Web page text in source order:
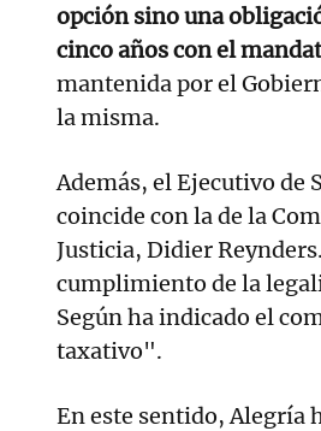
opción sino una
cinco años con el
mantenida por el
la misma.
Además, el Ejecutivo de
coincide con la de la
Justicia, Didier
cumplimiento de la
Según ha indicado el
taxativo".
En este sentido, Alegría